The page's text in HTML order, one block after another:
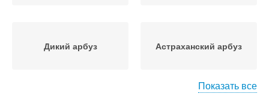
Дикий арбуз Астраханский арбуз
Показать все